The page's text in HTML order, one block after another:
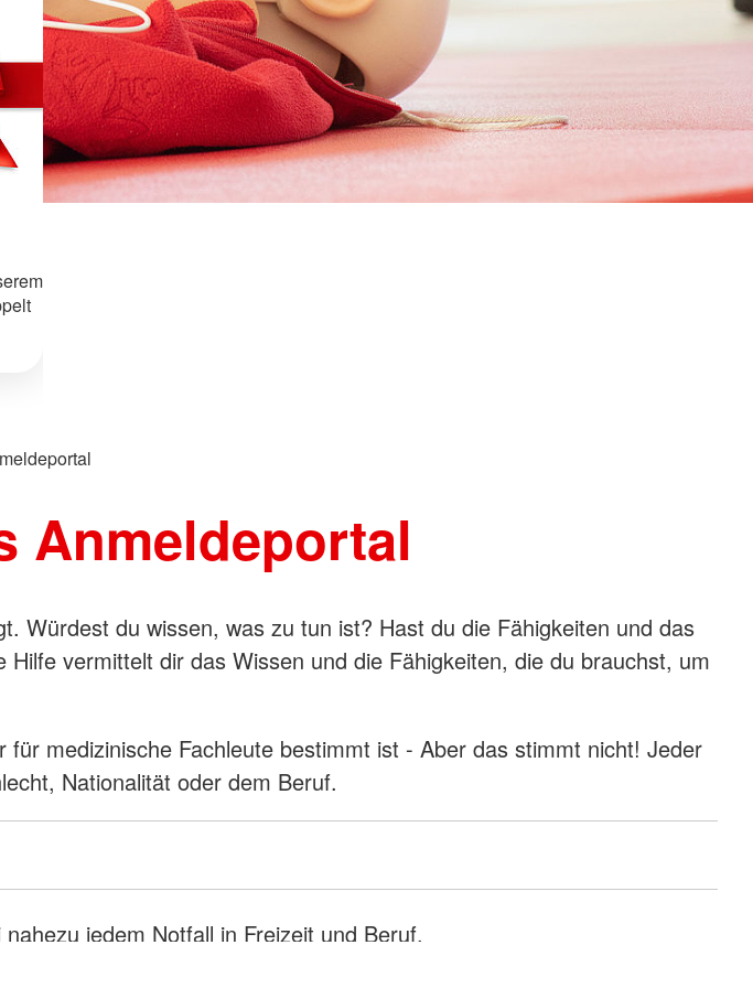
Anmeldeportal
Würdest du wissen, was zu tun ist? Hast du die Fähigkeiten und das
vermittelt dir das Wissen und die Fähigkeiten, die du brauchst, um
medizinische Fachleute bestimmt ist - Aber das stimmt nicht! Jeder
Nationalität oder dem Beruf.
jedem Notfall in Freizeit und Beruf.